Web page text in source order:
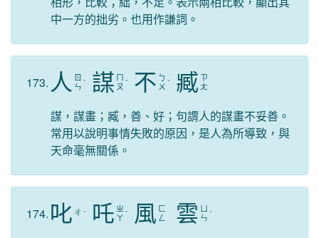
中一方的拙劣。也用作謙詞。
173. 人 ㄖ
ㄣ ˊ 謀 ㄇ
ㄡ ˊ 不 ㄅ
ㄨ ˋ 臧 ㄗ
ㄤ
謀，謀畫；臧，善、好；句謂人的謀畫不妥善。
常用以說明事情失敗的原因，是人為所導致，與
天命毫無關係。
174. 叱 ㄔ ˋ 吒 ㄓ
ㄚ ˋ 風 ㄈ
ㄥ
雲 ㄣ ˊ